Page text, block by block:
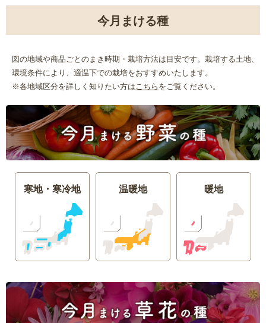
今月まける種
図の地域や商品ごとのまき時期・栽培方法は目安です。栽培する土地、
環境条件により、適温下での栽培をおすすめいたします。
※各地域区分を詳しく知りたい方は こちら をご覧ください。
寒地・寒冷地 温暖地 暖地